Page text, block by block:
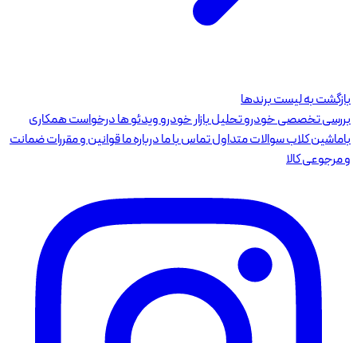
بازگشت به لیست برندها
بررسی تخصصی خودروتحلیل بازار خودروویدئو هادرخواست همکاری
باماشین کلابسوالات متداولتماس با مادرباره ماقوانین و مقرراتضمانت
و مرجوعی کالا